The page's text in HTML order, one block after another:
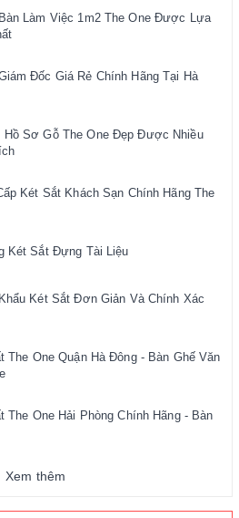
Làm Việc 1m2 The One Được Lựa
Đốc Giá Rẻ Chính Hãng Tại Hà
Hồ Sơ Gỗ The One Đẹp Được Nhiều
Két Sắt Khách Sạn Chính Hãng The
Két Sắt Đựng Tài Liệu
Két Sắt Đơn Giản Và Chính Xác
The One Quận Hà Đông - Bàn Ghế Văn
The One Hải Phòng Chính Hãng - Bàn
Xem thêm